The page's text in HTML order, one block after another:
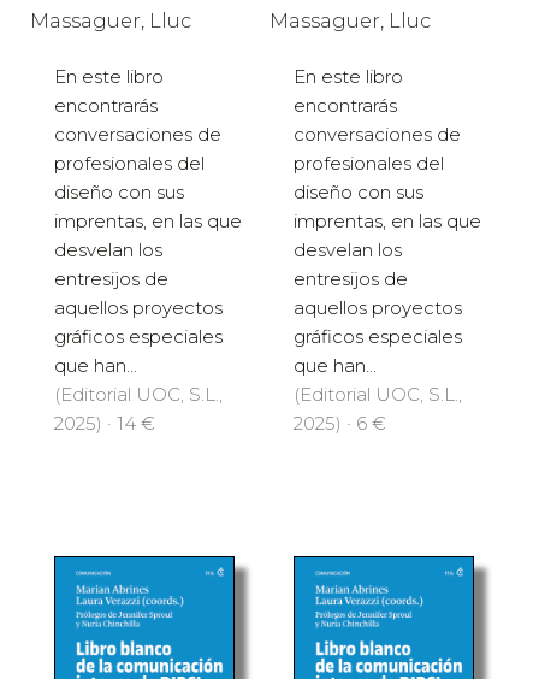
Massaguer, Lluc
En este libro
encontrarás
conversaciones de
profesionales del
diseño con sus
imprentas, en las que
desvelan los
entresijos de
aquellos proyectos
gráficos especiales
que han...
(Editorial UOC, S.L.,
2025) · 14 €
Massaguer, Lluc
En este libro
encontrarás
conversaciones de
profesionales del
diseño con sus
imprentas, en las que
desvelan los
entresijos de
aquellos proyectos
gráficos especiales
que han...
(Editorial UOC, S.L.,
2025) · 6 €